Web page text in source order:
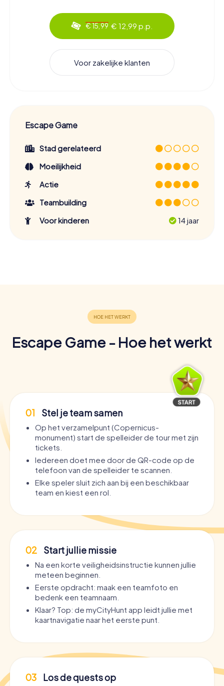
€ 15,99 € 12,99 p.p.
Voor zakelijke klanten
Escape Game
Stad gerelateerd
Moeilijkheid
Actie
Teambuilding
Voor kinderen
14 jaar
Escape Game - Hoe het werkt
01 Stel je team samen
Op het verzamelpunt (Copernicus-
monument) start de spelleider de tour met zijn
tickets.
Iedereen doet mee door de QR-code op de
telefoon van de spelleider te scannen.
Elke speler sluit zich aan bij een beschikbaar
team en kiest een rol.
02 Start jullie missie
Na een korte veiligheidsinstructie kunnen jullie
meteen beginnen.
Eerste opdracht: maak een teamfoto en
bedenk een teamnaam.
Klaar? Top: de myCityHunt app leidt jullie met
kaartnavigatie naar het eerste punt.
03 Los de quests op